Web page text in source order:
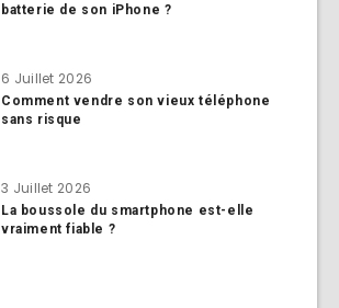
batterie de son iPhone ?
6 Juillet 2026
Comment vendre son vieux téléphone
sans risque
3 Juillet 2026
La boussole du smartphone est-elle
vraiment fiable ?